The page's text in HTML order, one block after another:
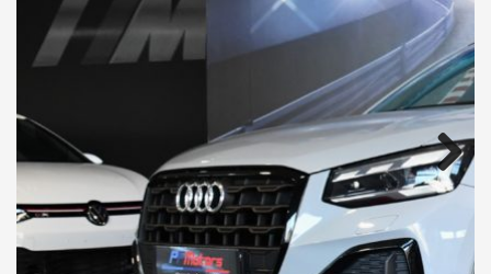
Next